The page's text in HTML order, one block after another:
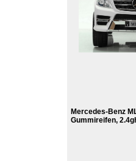
Mercedes-Benz
Gummireifen,